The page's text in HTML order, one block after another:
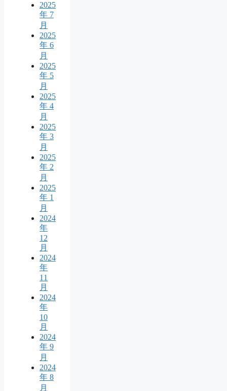
2025
年 7
月
2025
年 6
月
2025
年 5
月
2025
年 4
月
2025
年 3
月
2025
年 2
月
2025
年 1
月
2024
年
12
月
2024
年
11
月
2024
年
10
月
2024
年 9
月
2024
年 8
月